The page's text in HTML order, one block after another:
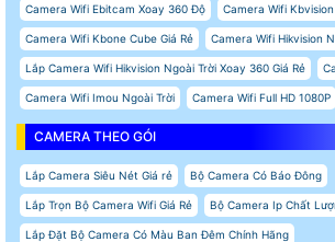
Camera Wifi Ebitcam Xoay 360 Độ Camera Wifi
Camera Wifi Kbone Cube Giá Rẻ Camera Wifi Hikvision
Lắp Camera Wifi Hikvision Ngoài Trời Xoay 360 Giá Rẻ
Camera Wifi Imou Ngoài Trời Camera Wifi Full HD 1080P
CAMERA THEO GÓI
Lắp Camera Siêu Nét Giá rẻ Bộ Camera Có Báo Đông
Lắp Trọn Bộ Camera Wifi Giá Rẻ Bộ Camera Ip Chất
Lắp Đặt Bộ Camera Có Màu Ban Đêm Chính Hãng